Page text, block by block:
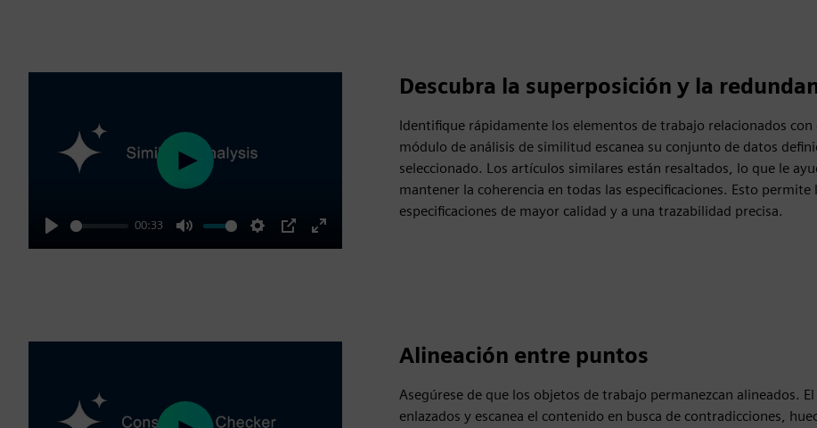
Play
00:33
Mute Settings
PIP
Enter
Play
Descubra la superposición y la
Identifique rápidamente los elementos de trabajo relacionados
módulo de análisis de similitud escanea su conjunto de datos
seleccionado. Los artículos similares están resaltados, lo que le
mantener la coherencia en todas las especificaciones. Esto
especificaciones de mayor calidad y a una trazabilidad precisa.
Alineación entre puntos
Asegúrese de que los objetos de trabajo permanezcan alineados.
enlazados y escanea el contenido en busca de contradicciones,